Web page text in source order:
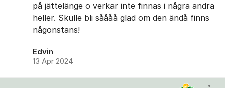
på jättelänge o verkar inte finnas i några andra
heller. Skulle bli såååå glad om den ändå finns
någonstans!
Edvin
13 Apr 2024